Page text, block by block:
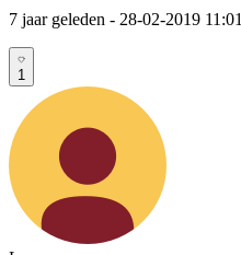
7 jaar geleden - 28-02-2019 11:01
1